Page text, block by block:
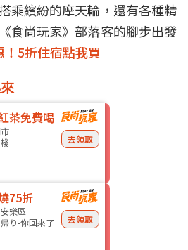
乘繽紛的摩天輪，還有各種精
食尚玩家》部落客的腳步出發
5折住宿點我買
茶免費喝
去領取
75折
樂區
り-你回來了
去領取